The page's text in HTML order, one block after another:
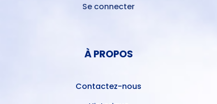
Se connecter
À PROPOS
Contactez-nous